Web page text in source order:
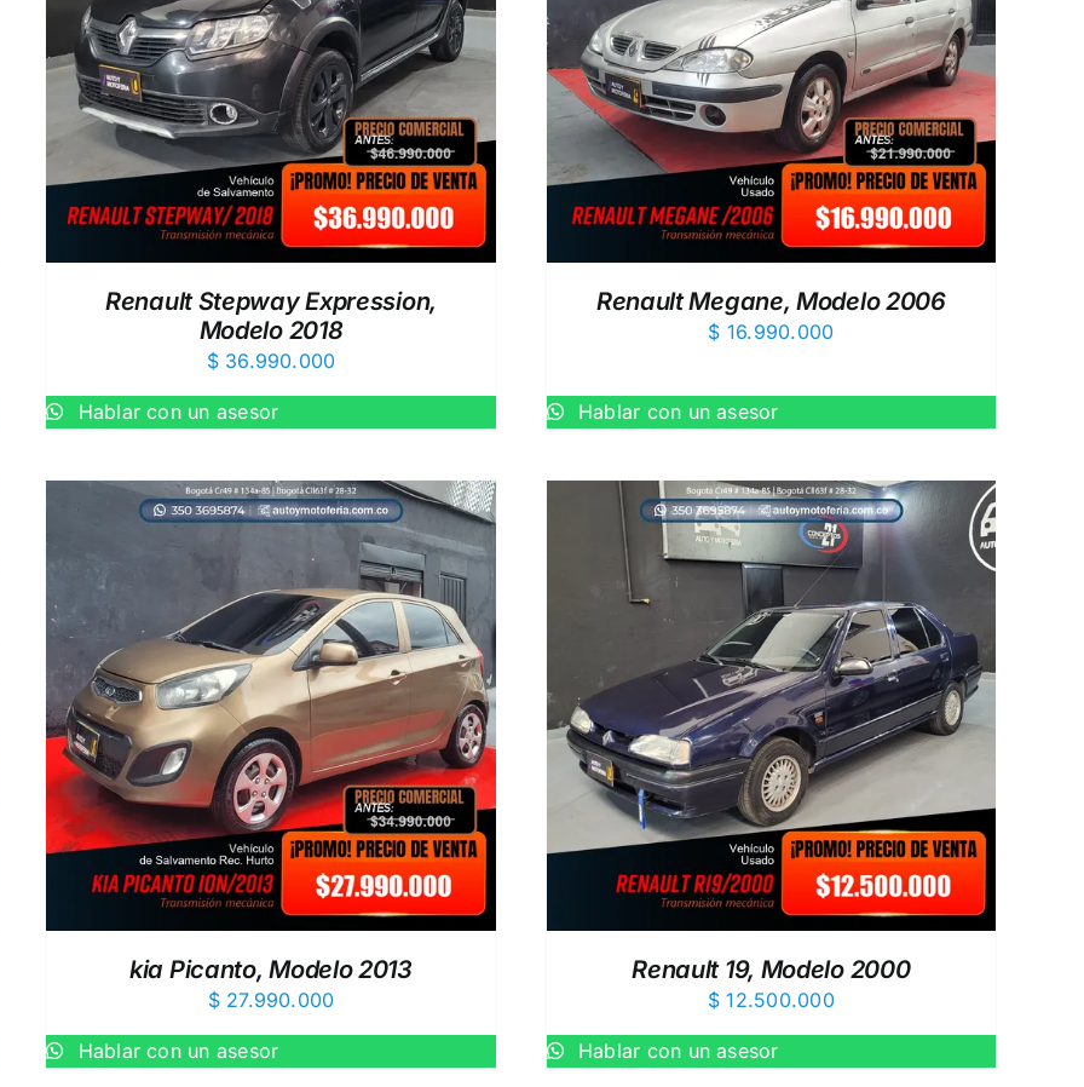
Renault Stepway Expression,
Modelo 2018
$36.990.000
Hablar con un asesor
AÑADIR AL CARRITO / QUICK VIEW
Renault Megane, Modelo 2006
$ 16.990.000
Hablar con un asesor
kia Picanto, Modelo 2013
$27.990.000
Hablar con un asesor
AÑADIR AL CARRITO QUICK VIEW
Renault 19, Modelo 2000
$ 12.500.000
Hablar con un asesor